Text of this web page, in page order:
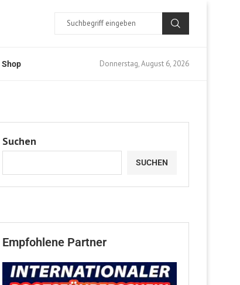
Shop Donnerstag, August 6, 2026
Suchen
SUCHEN
Empfohlene Partner